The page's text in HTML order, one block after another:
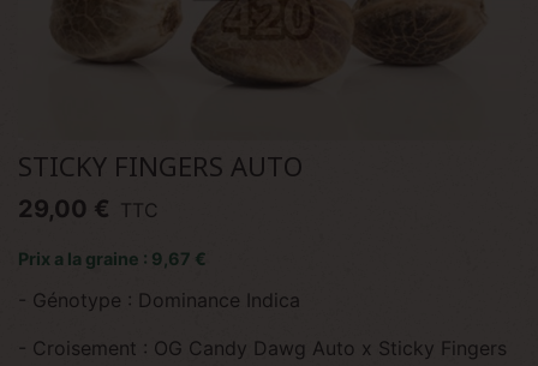
STICKY FINGERS AUTO
29,00 € TTC
Prix a la graine : 9,67 €
- Génotype : Dominance Indica
- Croisement : OG Candy Dawg Auto x Sticky Fingers